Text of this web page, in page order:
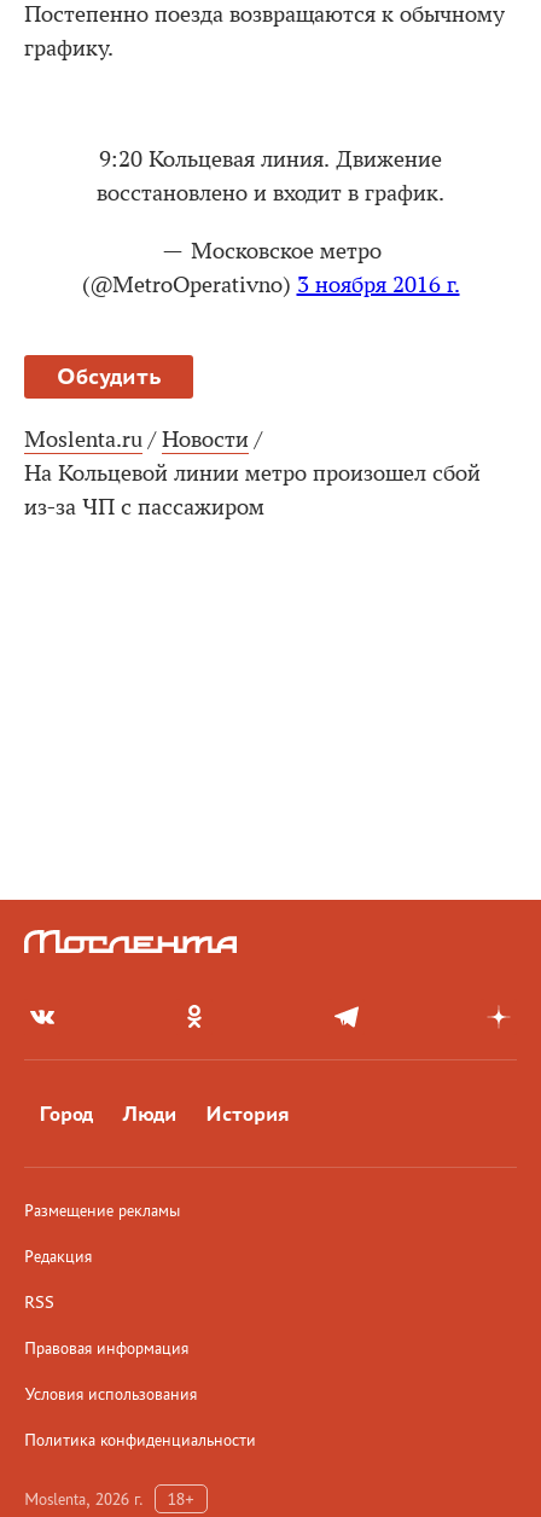
Постепенно поезда возвращаются к обычному
графику.
9:20 Кольцевая линия. Движение
восстановлено и входит в график.
— Московское метро
(@MetroOperativno) 3 ноября 2016 г.
Обсудить
Moslenta.ru / Новости /
На Кольцевой линии метро произошел сбой
из-за ЧП с пассажиром
Город Люди История
Размещение рекламы
Редакция
RSS
Правовая информация
Условия использования
Политика конфиденциальности
Moslenta, 2026 г. 18+